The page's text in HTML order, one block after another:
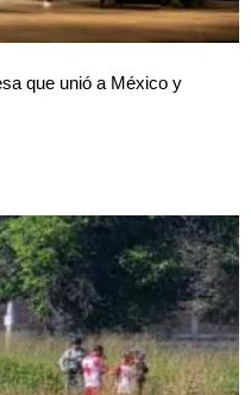
que unió a México y